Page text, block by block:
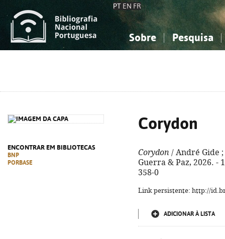
PT EN FR
Sobre Pesquisa
ENCONTRAR EM BIBLIOTECAS
BNP
PORBASE
Corydon
Corydon / André Gide
Guerra & Paz, 2026. -
358-0
Link persistente: http://
ADICIONAR À LISTA